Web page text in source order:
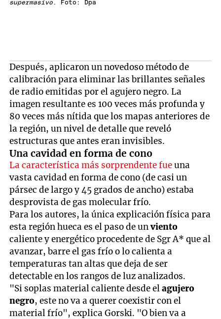
supermasivo . Foto: Dpa
Después, aplicaron un novedoso método de
calibración para eliminar las brillantes señales
de radio emitidas por el agujero negro. La
imagen resultante es 100 veces más profunda y
80 veces más nítida que los mapas anteriores de
la región, un nivel de detalle que reveló
estructuras que antes eran invisibles.
Una cavidad en forma de cono
La característica más sorprendente fueuna
vasta cavidad en forma de cono (de casi un
pársec de largo y 45 grados de ancho) estaba
desprovista de gas molecular frío.
Para los autores, la única explicación física para
esta región hueca es el paso de unviento
caliente y energético procedente de Sgr A* que al
avanzar, barre el gas frío o lo calienta a
temperaturas tan altas que deja de ser
detectable en los rangos de luz analizados.
"Si soplas material caliente desde elagujero
negro, este no va a querer coexistir con el
material frío", explica Gorski. "O bien va a